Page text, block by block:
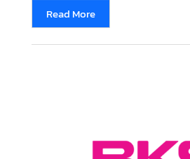
Read More